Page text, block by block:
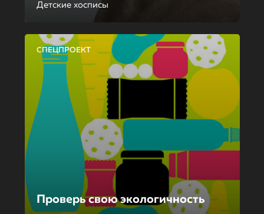
Детские хосписы
СПЕЦПРОЕКТ
Проверь свою экологичность